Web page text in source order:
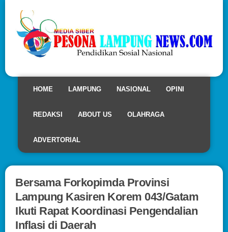
HOME LAMPUNG NASIONAL OPINI
REDAKSI ABOUT US OLAHRAGA
ADVERTORIAL
Bersama Forkopimda Provinsi
Lampung Kasiren Korem 043/Gatam
Ikuti Rapat Koordinasi Pengendalian
Inflasi di Daerah